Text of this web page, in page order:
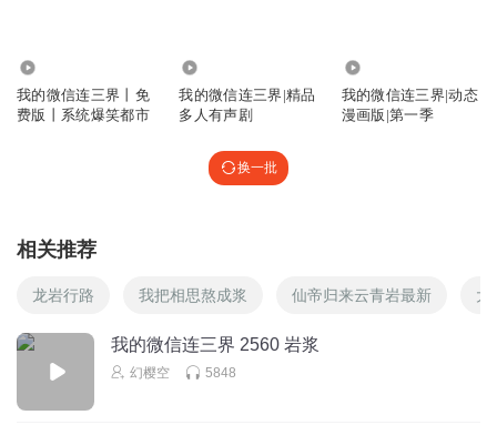
我的微信连三界丨免
费版丨系统爆笑都市
我的微信连三界|精品
多人有声剧
我的微信连三界|动态
漫画版|第一季
换一批
相关推荐
龙岩行路 我把相思熬成浆 仙帝归来云青岩最新 大
我的微信连三界 2560 岩浆
幻樱空 5848